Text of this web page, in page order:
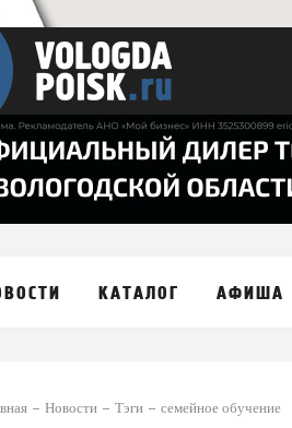
КАТАЛОГ АФИША
Новости Тэги семейное обучение